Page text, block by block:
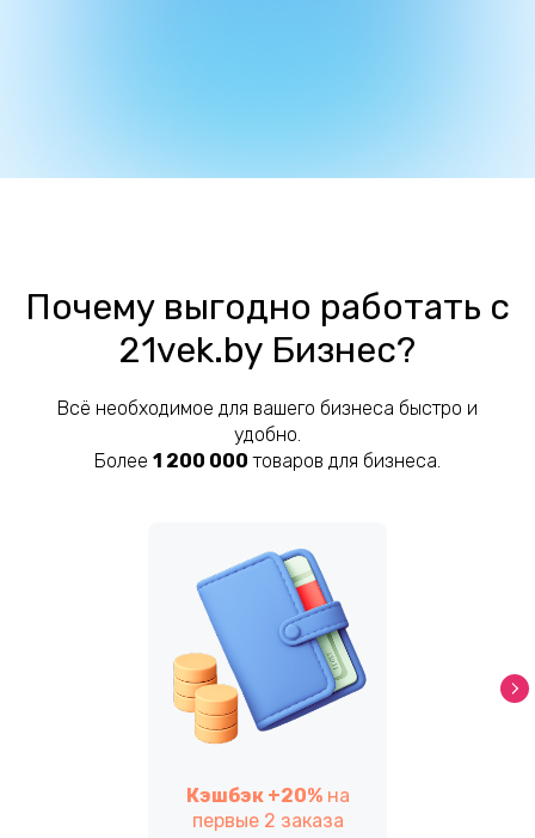
Почему выгодно работать с
21vek.by Бизнес?
Всё необходимое для вашего бизнеса быстро и
удобно.
Более 1 200 000 товаров для бизнеса.
Кэшбэк +20%на
первые 2 заказа